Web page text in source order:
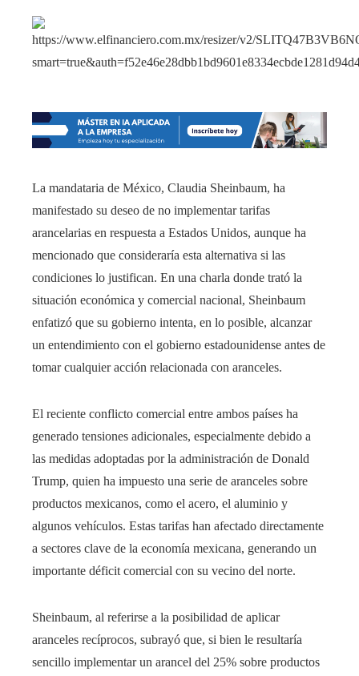
La mandataria de México, Claudia Sheinbaum, ha
manifestado su deseo de no implementar tarifas
arancelarias en respuesta a Estados Unidos, aunque ha
mencionado que consideraría esta alternativa si las
condiciones lo justifican. En una charla donde trató la
situación económica y comercial nacional, Sheinbaum
enfatizó que su gobierno intenta, en lo posible, alcanzar
un entendimiento con el gobierno estadounidense antes de
tomar cualquier acción relacionada con aranceles.
El reciente conflicto comercial entre ambos países ha
generado tensiones adicionales, especialmente debido a
las medidas adoptadas por la administración de Donald
Trump, quien ha impuesto una serie de aranceles sobre
productos mexicanos, como el acero, el aluminio y
algunos vehículos. Estas tarifas han afectado directamente
a sectores clave de la economía mexicana, generando un
importante déficit comercial con su vecino del norte.
Sheinbaum, al referirse a la posibilidad de aplicar
aranceles recíprocos, subrayó que, si bien le resultaría
sencillo implementar un arancel del 25% sobre productos